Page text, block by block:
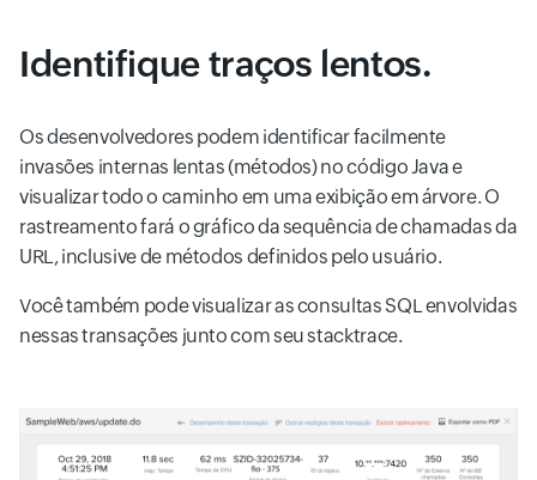
Identifique traços lentos.
Os desenvolvedores podem identificar facilmente
invasões internas lentas (métodos) no código Java e
visualizar todo o caminho em uma exibição em árvore. O
rastreamento fará o gráfico da sequência de chamadas da
URL, inclusive de métodos definidos pelo usuário.
Você também pode visualizar as consultas SQL envolvidas
nessas transações junto com seu stacktrace.